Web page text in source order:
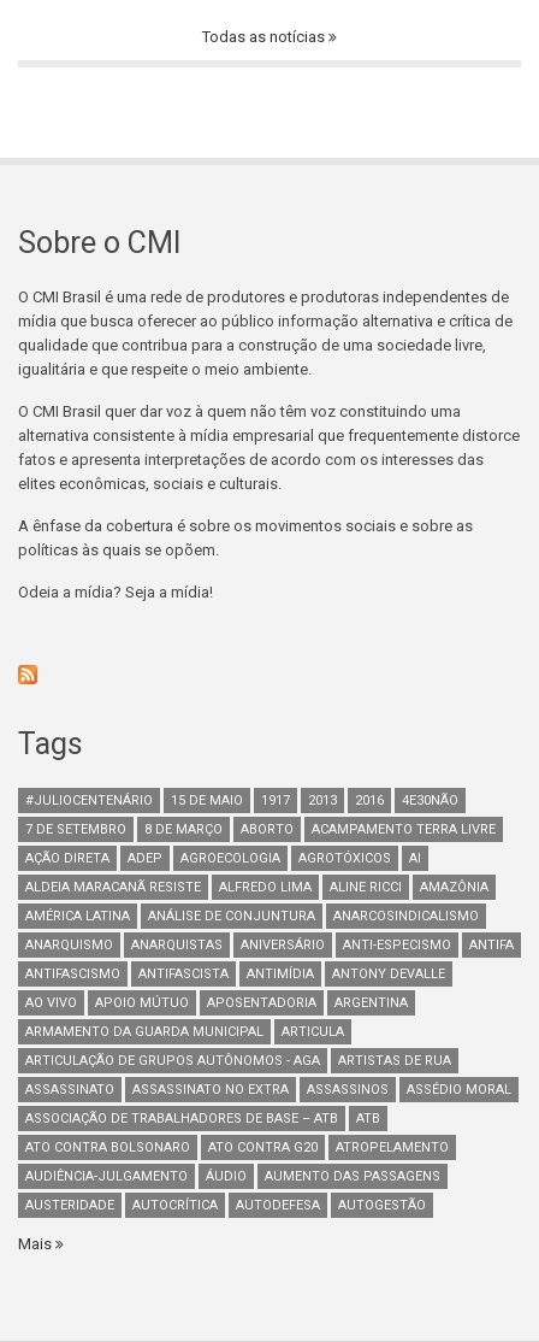
Todas as notícias
Sobre o CMI
O CMI Brasil é uma rede de produtores e produtoras independentes de
mídia que busca oferecer ao público informação alternativa e crítica de
qualidade que contribua para a construção de uma sociedade livre,
igualitária e que respeite o meio ambiente.
O CMI Brasil quer dar voz à quem não têm voz constituindo uma
alternativa consistente à mídia empresarial que frequentemente distorce
fatos e apresenta interpretações de acordo com os interesses das
elites econômicas, sociais e culturais.
A ênfase da cobertura é sobre os movimentos sociais e sobre as
políticas às quais se opõem.
Odeia a mídia? Seja a mídia!
Tags
#JULIOCENTENÁRIO 15 DE MAIO 1917 2013 2016
4E30NÃO
7 DE SETEMBRO
8 DE MARÇO ABORTO
ACAMPAMENTO TERRA LIVRE
AÇÃO DIRETA
ADEP AGROECOLOGIA AGROTÓXICOS
AI
ALDEIA MARACANÃ RESISTE
ALFREDO LIMA ALINE RICCI
AMAZÔNIA
AMÉRICA LATINA
ANÁLISE DE CONJUNTURA
ANARCOSINDICALISMO
ANARQUISMO
ANARQUISTAS ANIVERSÁRIO ANTI-ESPECISMO
ANTIFA
ANTIFASCISMO
ANTIFASCISTA ANTIMÍDIA
ANTONY DEVALLE
AO VIVO
APOIO MÚTUO APOSENTADORIA
ARGENTINA
ARMAMENTO DA GUARDA MUNICIPAL
ARTICULA
ARTICULAÇÃO DE GRUPOS AUTÔNOMOS - AGA
ARTISTAS DE RUA
ASSASSINATO
ASSASSINATO NO EXTRA ASSASSINOS
ASSÉDIO MORAL
ASSOCIAÇÃO DE TRABALHADORES DE BASE – ATB
ATB
ATO CONTRA BOLSONARO
ATO CONTRA G20
ATROPELAMENTO
AUDIÊNCIA-JULGAMENTO
ÁUDIO
AUMENTO DAS PASSAGENS
AUSTERIDADE
AUTOCRÍTICA AUTODEFESA AUTOGESTÃO
Mais